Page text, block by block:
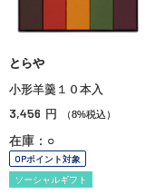
とらや
小形羊羹１０本入
3,456 円 （8%税込）
在庫：○
OPポイント対象
ソーシャルギフト